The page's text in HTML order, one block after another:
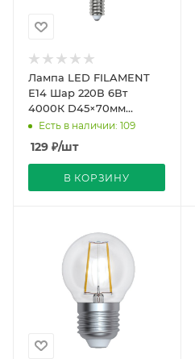
Лампа LED FILAMENT
Е14 Шар 220В 6Вт
4000К D45×70мм
Прозрачная колба 360º
500Лм Sky Uniel
Есть в наличии: 109
129 ₽/шт
В КОРЗИНУ